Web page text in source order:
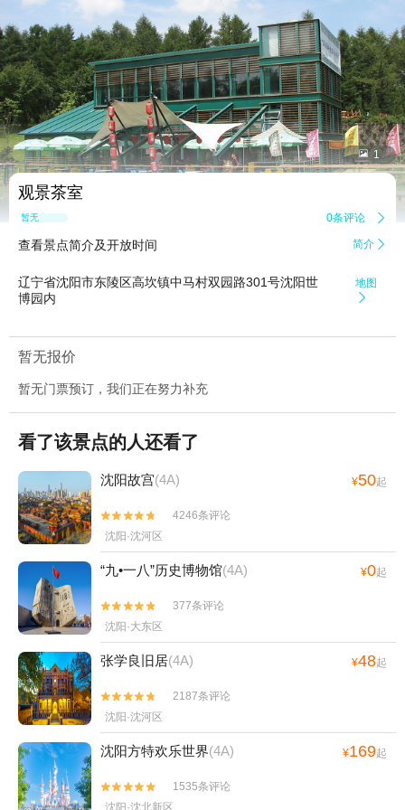
 1
观景茶室
暂无点评 0条评论 
查看景点简介及开放时间 简介 
辽宁省沈阳市东陵区高坎镇中马村双园路301号沈阳世
博园内
地图

暂无报价
暂无门票预订，我们正在努力补充
看了该景点的人还看了
沈阳故宫(4A) ¥50起


4246条评论
沈阳·沈河区
“九•一八”历史博物馆(4A) ¥0起


377条评论
沈阳·大东区
张学良旧居(4A) ¥48起


2187条评论
沈阳·沈河区
沈阳方特欢乐世界(4A) ¥169起


1535条评论